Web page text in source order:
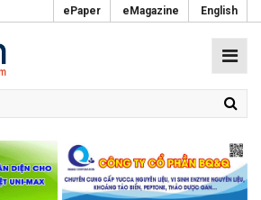
ePaper eMagazine English